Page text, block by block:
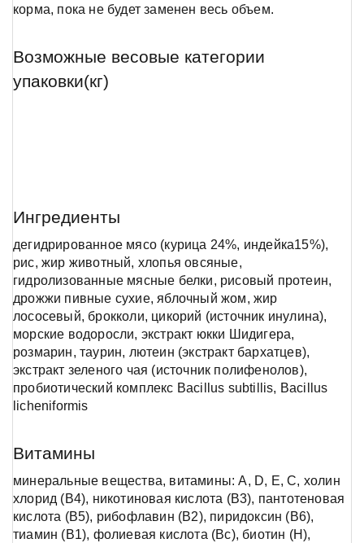
корма, пока не будет заменен весь объем.
Возможные весовые категории
упаковки(кг)
Ингредиенты
дегидрированное мясо (курица 24%, индейка15%),
рис, жир животный, хлопья овсяные,
гидролизованные мясные белки, рисовый протеин,
дрожжи пивные сухие, яблочный жом, жир
лососевый, брокколи, цикорий (источник инулина),
морские водоросли, экстракт юкки Шидигера,
розмарин, таурин, лютеин (экстракт бархатцев),
экстракт зеленого чая (источник полифенолов),
пробиотический комплекс Bacillus subtillis, Bacillus
licheniformis
Витамины
минеральные вещества, витамины: А, D, Е, С, холин
хлорид (В4), никотиновая кислота (В3), пантотеновая
кислота (В5), рибофлавин (В2), пиридоксин (В6),
тиамин (В1), фолиевая кислота (Вc), биотин (Н),